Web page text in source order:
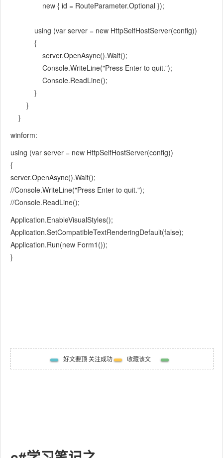
new { id = RouteParameter.Optional });
using (var server = new HttpSelfHostServer(config))
{
server.OpenAsync().Wait();
Console.WriteLine("Press Enter to quit.");
Console.ReadLine();
}
}
}
winform:
using (var server = new HttpSelfHostServer(config))
{
server.OpenAsync().Wait();
//Console.WriteLine("Press Enter to quit.");
//Console.ReadLine();
Application.EnableVisualStyles();
Application.SetCompatibleTextRenderingDefault(false);
Application.Run(new Form1());
}
好文要顶 关注成功 收藏该文